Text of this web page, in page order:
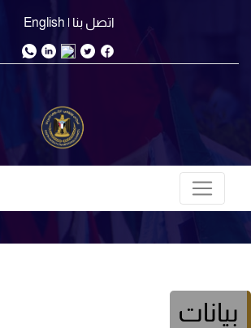
اتصل بنا | English
بيانات